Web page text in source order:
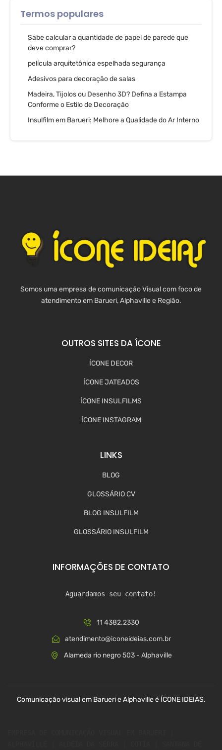
Termos populares
Sabe calcular a quantidade de papel de parede que
deve comprar?
película arquitetônica espelhada segurança
Adesivos para decoração de salas
Madeira, Tijolos ou Desenho 3D? Defina a Estampa
Conforme o Estilo de Decoração
Insulfilm em Barueri: Melhore a Qualidade do Ar Interno
Somos uma empresa de comunicação Visual com foco de
atendimento em Barueri, Alphaville e Região.
OUTROS SITES DA ÍCONE
ÍCONE DECOR
ÍCONE JATEADOS
ÍCONE INSULFILMS
ÍCONE INSTAGRAM
LINKS
BLOG
GLOSSÁRIO CV
BLOG INSULFILM
GLOSSÁRIO INSULFILM
INFORMAÇÕES DE CONTATO
Aguardamos seu contato!
11 4382.2330
atendimento@iconeideias.com.br
Alameda rio negro 503 - Alphaville
Comunicação visual em Barueri e Alphaville é ÍCONE IDEIAS.